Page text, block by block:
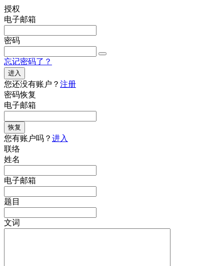
授权
电子邮箱
密码
忘记密码了？
进入
您还没有账户？ 注册
密码恢复
电子邮箱
恢复
您有账户吗？ 进入
联络
姓名
电子邮箱
题目
文词